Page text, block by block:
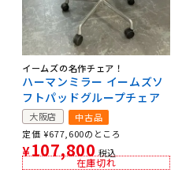
イームズの名作チェア！
ハーマンミラー イームズソ
フトパッドグループチェア
大阪店
中古品
定価 ¥677,600のところ
¥107,800 税込
在庫切れ